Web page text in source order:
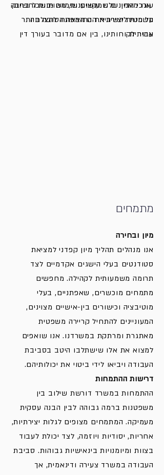
עורכי הדין שלנו עושים שימוש מושכל בחוק
על מנת להשיג את התוצאה הטובה ביותר
עבור לקוחותינו, בין אם מדובר בעורך דין
אנו מאמינים שמקצוענות, מחויבות וחשיבה
משפטית יצירתית הם המפתח להצלחה
אמיתית.
מתמחים
מיון ובחירה
אנו מנהלים תהליך מיון קפדני למציאת
סטודנטים בעלי הישגים אקדמיים לצד
תרומה משמעותית לקהילה. מחפשים
מתמחים מוכשרים, שאפתניים, בעלי
מוטיבציה וכישורים בין-אישיים מצוינים,
המעוניינים להתחיל קריירה משפטית
מאתגרת ומרתקת במשרדנו. אנו שואפים
למצוא את אלו שישתלבו היטב בסביבת
העבודה ויביאו לידי ביטוי את יכולותיהם.
דרישות ההתמחות
ההתמחות במשרד דורשת שילוב בין
משפטנות ברמה גבוהה לבין הבנה עסקית
מעמיקה. המתמחים מצופים לגלות יצירתיות,
אחריות, יסודיות ויוזמה, לצד יכולת לעבוד
בצוות ומיומנויות בינאישיות גבוהות. סביבת
העבודה במשרד צעירה ודינאמית, אך